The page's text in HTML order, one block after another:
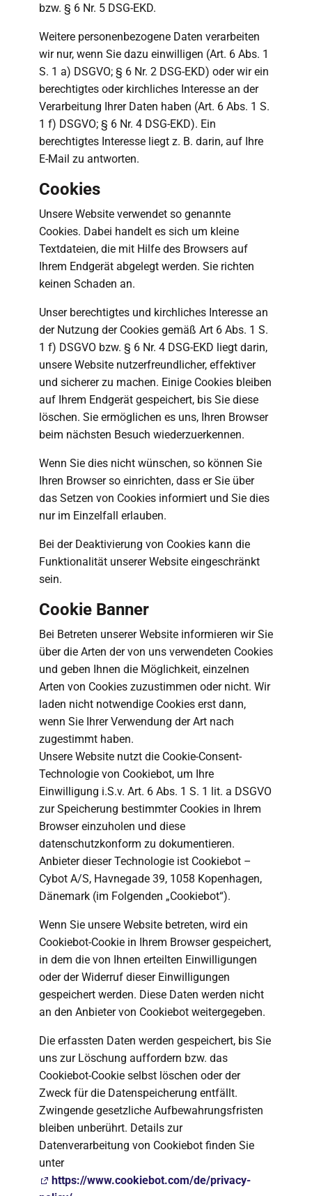
bzw. § 6 Nr. 5 DSG-EKD.
Weitere personenbezogene Daten verarbeiten
wir nur, wenn Sie dazu einwilligen (Art. 6 Abs. 1
S. 1 a) DSGVO; § 6 Nr. 2 DSG-EKD) oder wir ein
berechtigtes oder kirchliches Interesse an der
Verarbeitung Ihrer Daten haben (Art. 6 Abs. 1 S.
1 f) DSGVO; § 6 Nr. 4 DSG-EKD). Ein
berechtigtes Interesse liegt z. B. darin, auf Ihre
E-Mail zu antworten.
Cookies
Unsere Website verwendet so genannte
Cookies. Dabei handelt es sich um kleine
Textdateien, die mit Hilfe des Browsers auf
Ihrem Endgerät abgelegt werden. Sie richten
keinen Schaden an.
Unser berechtigtes und kirchliches Interesse an
der Nutzung der Cookies gemäß Art 6 Abs. 1 S.
1 f) DSGVO bzw. § 6 Nr. 4 DSG-EKD liegt darin,
unsere Website nutzerfreundlicher, effektiver
und sicherer zu machen. Einige Cookies bleiben
auf Ihrem Endgerät gespeichert, bis Sie diese
löschen. Sie ermöglichen es uns, Ihren Browser
beim nächsten Besuch wiederzuerkennen.
Wenn Sie dies nicht wünschen, so können Sie
Ihren Browser so einrichten, dass er Sie über
das Setzen von Cookies informiert und Sie dies
nur im Einzelfall erlauben.
Bei der Deaktivierung von Cookies kann die
Funktionalität unserer Website eingeschränkt
sein.
Cookie Banner
Bei Betreten unserer Website informieren wir Sie
über die Arten der von uns verwendeten Cookies
und geben Ihnen die Möglichkeit, einzelnen
Arten von Cookies zuzustimmen oder nicht. Wir
laden nicht notwendige Cookies erst dann,
wenn Sie Ihrer Verwendung der Art nach
zugestimmt haben.
Unsere Website nutzt die Cookie-Consent-
Technologie von Cookiebot, um Ihre
Einwilligung i.S.v. Art. 6 Abs. 1 S. 1 lit. a DSGVO
zur Speicherung bestimmter Cookies in Ihrem
Browser einzuholen und diese
datenschutzkonform zu dokumentieren.
Anbieter dieser Technologie ist Cookiebot –
Cybot A/S, Havnegade 39, 1058 Kopenhagen,
Dänemark (im Folgenden „Cookiebot“).
Wenn Sie unsere Website betreten, wird ein
Cookiebot-Cookie in Ihrem Browser gespeichert,
in dem die von Ihnen erteilten Einwilligungen
oder der Widerruf dieser Einwilligungen
gespeichert werden. Diese Daten werden nicht
an den Anbieter von Cookiebot weitergegeben.
Die erfassten Daten werden gespeichert, bis Sie
uns zur Löschung auffordern bzw. das
Cookiebot-Cookie selbst löschen oder der
Zweck für die Datenspeicherung entfällt.
Zwingende gesetzliche Aufbewahrungsfristen
bleiben unberührt. Details zur
Datenverarbeitung von Cookiebot finden Sie
unter
https://www.cookiebot.com/de/privacy-